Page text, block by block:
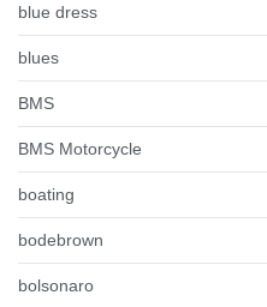
blue dress
blues
BMS
BMS Motorcycle
boating
bodebrown
bolsonaro